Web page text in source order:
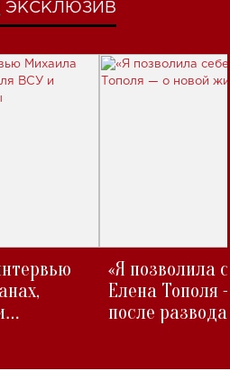
ЭКСКЛЮЗИВ
«Я позволила
Елена Тополя
после развода